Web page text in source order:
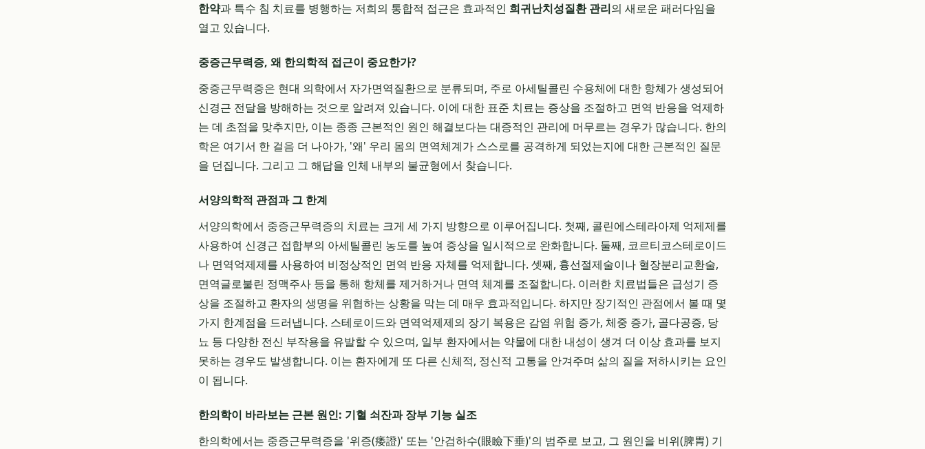
한약과 특수 침 치료를 병행하는 저희의 통합적 접근은 효과적인 희귀난치성질환 관리의 새로운 패러다임을
열고 있습니다.
중증근무력증, 왜 한의학적 접근이 중요한가?
중증근무력증은 현대 의학에서 자가면역질환으로 분류되며, 주로 아세틸콜린 수용체에 대한 항체가 생성되어
신경근 전달을 방해하는 것으로 알려져 있습니다. 이에 대한 표준 치료는 증상을 조절하고 면역 반응을 억제하
는 데 초점을 맞추지만, 이는 종종 근본적인 원인 해결보다는 대증적인 관리에 머무르는 경우가 많습니다. 한의
학은 여기서 한 걸음 더 나아가, '왜' 우리 몸의 면역체계가 스스로를 공격하게 되었는지에 대한 근본적인 질문
을 던집니다. 그리고 그 해답을 인체 내부의 불균형에서 찾습니다.
서양의학적 관점과 그 한계
서양의학에서 중증근무력증의 치료는 크게 세 가지 방향으로 이루어집니다. 첫째, 콜린에스테라아제 억제제를
사용하여 신경근 접합부의 아세틸콜린 농도를 높여 증상을 일시적으로 완화합니다. 둘째, 코르티코스테로이드
나 면역억제제를 사용하여 비정상적인 면역 반응 자체를 억제합니다. 셋째, 흉선절제술이나 혈장분리교환술,
면역글로불린 정맥주사 등을 통해 항체를 제거하거나 면역 체계를 조절합니다. 이러한 치료법들은 급성기 증
상을 조절하고 환자의 생명을 위협하는 상황을 막는 데 매우 효과적입니다. 하지만 장기적인 관점에서 볼 때 몇
가지 한계점을 드러냅니다. 스테로이드와 면역억제제의 장기 복용은 감염 위험 증가, 체중 증가, 골다공증, 당
뇨 등 다양한 전신 부작용을 유발할 수 있으며, 일부 환자에서는 약물에 대한 내성이 생겨 더 이상 효과를 보지
못하는 경우도 발생합니다. 이는 환자에게 또 다른 신체적, 정신적 고통을 안겨주며 삶의 질을 저하시키는 요인
이 됩니다.
한의학이 바라보는 근본 원인: 기혈 쇠잔과 장부 기능 실조
한의학에서는 중증근무력증을 '위증(痿證)' 또는 '안검하수(眼瞼下垂)'의 범주로 보고, 그 원인을 비위(脾胃) 기